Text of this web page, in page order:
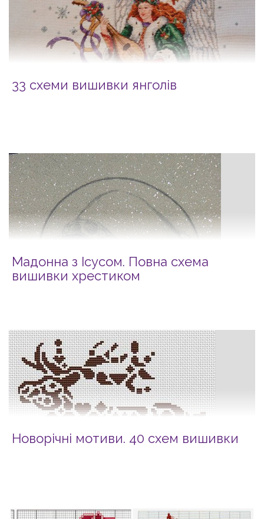
33 схеми вишивки янголів
Мадонна з Ісусом. Повна схема
вишивки хрестиком
Новорічні мотиви. 40 схем вишивки